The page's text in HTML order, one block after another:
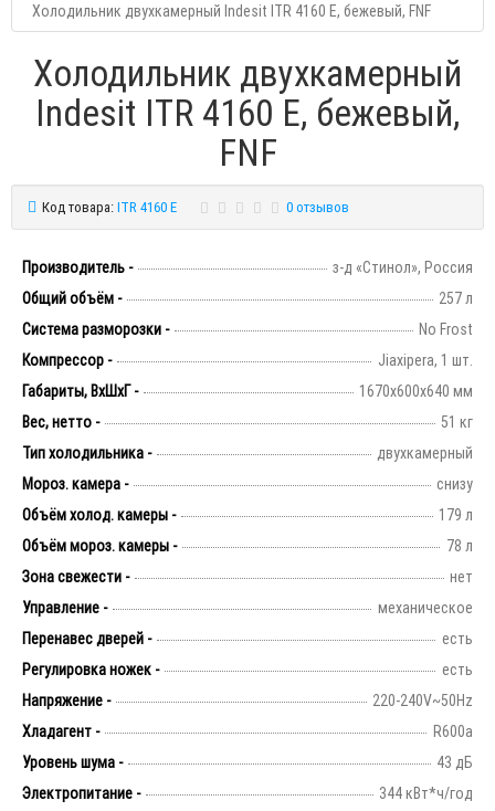
Холодильник двухкамерный Indesit ITR 4160 E, бежевый, FNF
Холодильник двухкамерный
Indesit ITR 4160 E, бежевый,
FNF
Код товара:ITR 4160 E 0 отзывов
Производитель -
з-д «Стинол», Россия
Общий объём -
257 л
Система разморозки -
No Frost
Компрессор -
Jiaxipera, 1 шт.
Габариты, ВхШхГ -
1670х600х640 мм
Вес, нетто -
51 кг
Тип холодильника -
двухкамерный
Мороз. камера -
снизу
Объём холод. камеры -
179 л
Объём мороз. камеры -
78 л
Зона свежести -
нет
Управление -
механическое
Перенавес дверей -
есть
Регулировка ножек -
есть
Напряжение -
220-240V~50Hz
Хладагент -
R600а
Уровень шума -
43 дБ
Электропитание -
344 кВт*ч/год